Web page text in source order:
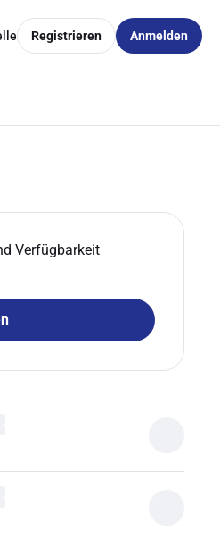
Registrieren Anmelden
Verfügbarkeit